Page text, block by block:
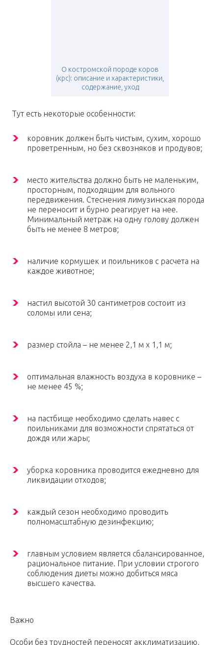
О костромской породе коров
(крс): описание и характеристики,
содержание, уход
Тут есть некоторые особенности:
коровник должен быть чистым, сухим, хорошо
проветренным, но без сквозняков и продувов;
место жительства должно быть не маленьким,
просторным, подходящим для вольного
передвижения. Стеснения лимузинская порода
не переносит и бурно реагирует на нее.
Минимальный метраж на одну голову должен
быть не менее 8 метров;
наличие кормушек и поильников с расчета на
каждое животное;
настил высотой 30 сантиметров состоит из
соломы или сена;
размер стойла – не менее 2,1 м х 1,1 м;
оптимальная влажность воздуха в коровнике –
не менее 45 %;
на пастбище необходимо сделать навес с
поильниками для возможности спрятаться от
дождя или жары;
уборка коровника проводится ежедневно для
ликвидации отходов;
каждый сезон необходимо проводить
полномасштабную дезинфекцию;
главным условием является сбалансированное,
рациональное питание. При условии строгого
соблюдения диеты можно добиться мяса
высшего качества.
Важно
Особи без трудностей переносят акклиматизацию,